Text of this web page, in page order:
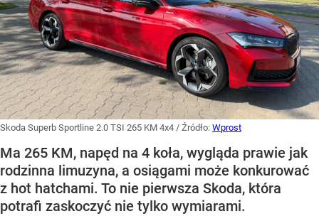
Skoda Superb Sportline 2.0 TSI 265 KM 4x4 / Źródło: Wprost
Ma 265 KM, napęd na 4 koła, wygląda prawie jak
rodzinna limuzyna, a osiągami może konkurować
z hot hatchami. To nie pierwsza Skoda, która
potrafi zaskoczyć nie tylko wymiarami.